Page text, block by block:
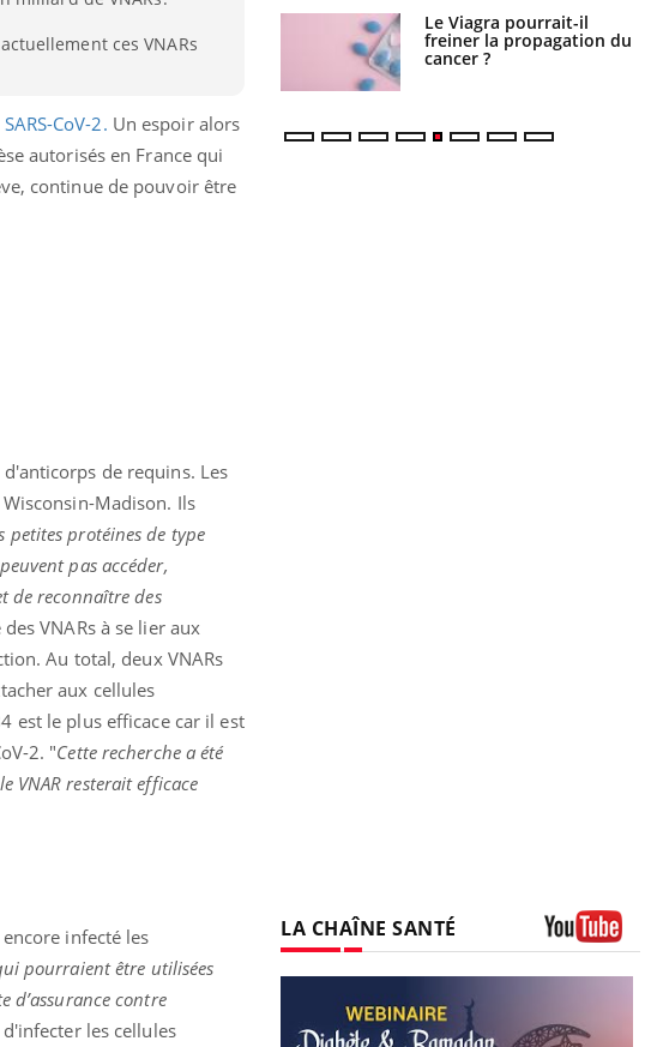
ces VNARs
CoV-2. Un espoir alors
autorisés en France qui
continue de pouvoir être
de requins. Les
Madison. Ils
petites protéines de type
pas accéder,
de reconnaître des
VNARs à se lier aux
Au total, deux VNARs
aux cellules
est le plus efficace car il est
2. "Cette recherche a été
VNAR resterait efficace
infecté les
pourraient être utilisées
d’assurance contre
les cellules
tous les jours se profile-t-
elle enfin ?
Le Viagra pourrait-il
freiner la propagation du
cancer ?
LA CHAÎNE SANTÉ